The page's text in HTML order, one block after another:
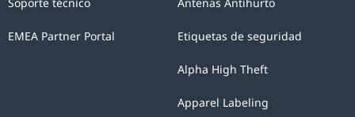
Etiquetas de seguridad
Alpha High Theft
Apparel Labeling
EMEA Partner Portal